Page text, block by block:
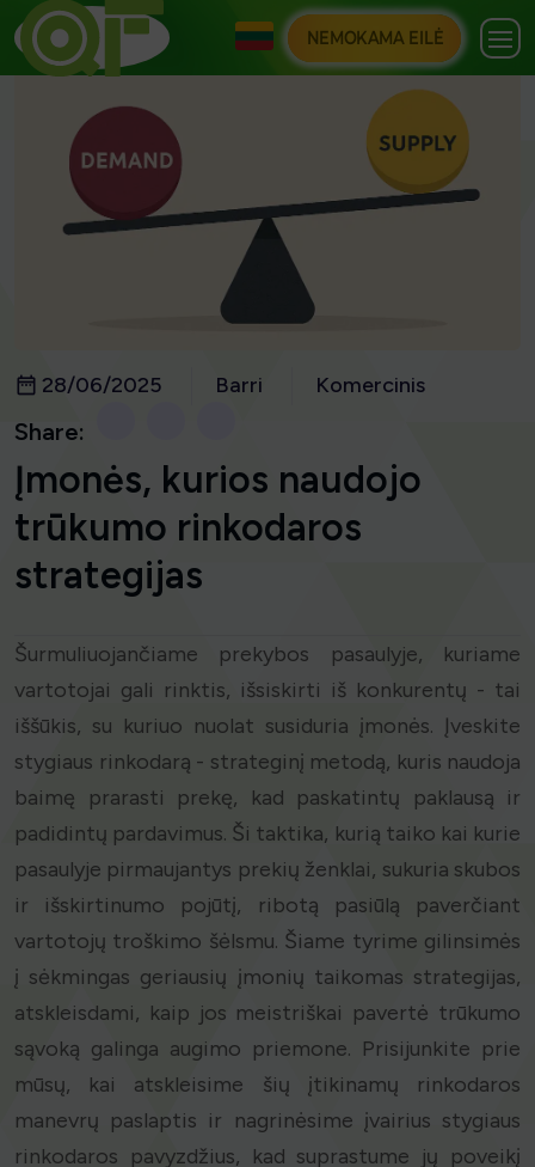
NEMOKAMA EILĖ
28/06/2025 Barri Komercinis
Share:
Įmonės, kurios naudojo
trūkumo rinkodaros
strategijas
Šurmuliuojančiame prekybos pasaulyje, kuriame
vartotojai gali rinktis, išsiskirti iš konkurentų - tai
iššūkis, su kuriuo nuolat susiduria įmonės. Įveskite
stygiaus rinkodarą - strateginį metodą, kuris naudoja
baimę prarasti prekę, kad paskatintų paklausą ir
padidintų pardavimus. Ši taktika, kurią taiko kai kurie
pasaulyje pirmaujantys prekių ženklai, sukuria skubos
ir išskirtinumo pojūtį, ribotą pasiūlą paverčiant
vartotojų troškimo šėlsmu. Šiame tyrime gilinsimės
į sėkmingas geriausių įmonių taikomas strategijas,
atskleisdami, kaip jos meistriškai pavertė trūkumo
sąvoką galinga augimo priemone. Prisijunkite prie
mūsų, kai atskleisime šių įtikinamų rinkodaros
manevrų paslaptis ir nagrinėsime įvairius stygiaus
rinkodaros pavyzdžius, kad suprastume jų poveikį